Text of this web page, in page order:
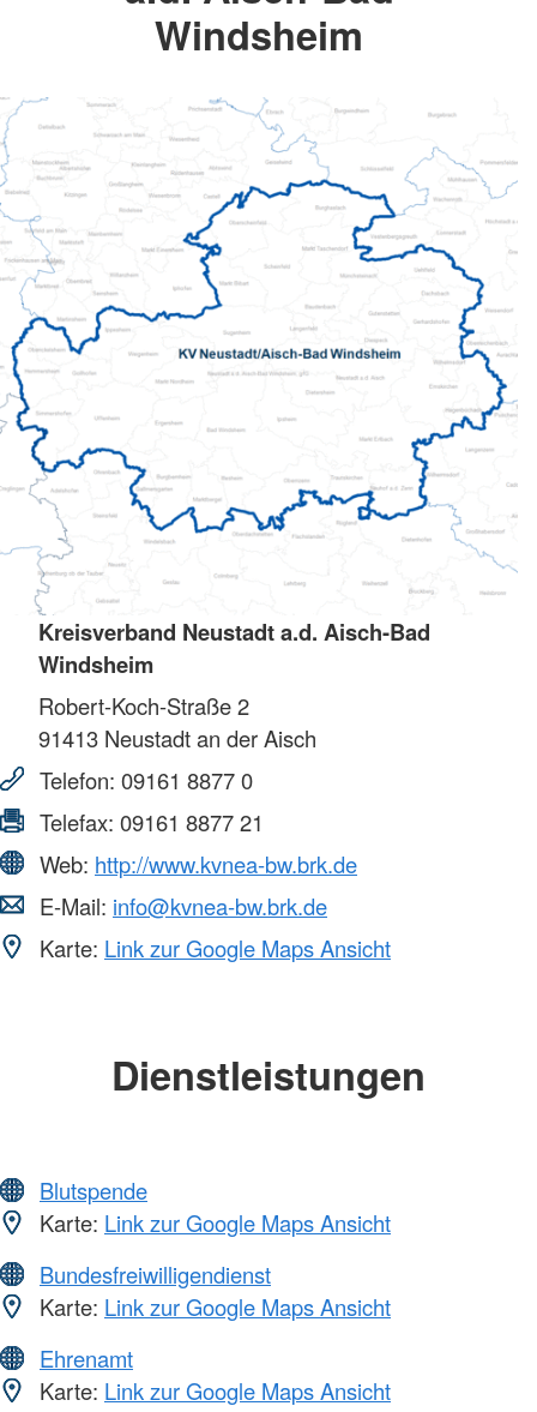
Windsheim
Kreisverband Neustadt a.d. Aisch-Bad
Windsheim
Robert-Koch-Straße 2
91413 Neustadt an der Aisch
Telefon: 09161 8877 0
Telefax: 09161 8877 21
Web: http://www.kvnea-bw.brk.de
E-Mail: info@kvnea-bw.brk.de
Karte: Link zur Google Maps Ansicht
Dienstleistungen
Blutspende
Karte: Link zur Google Maps Ansicht
Bundesfreiwilligendienst
Karte: Link zur Google Maps Ansicht
Ehrenamt
Karte: Link zur Google Maps Ansicht